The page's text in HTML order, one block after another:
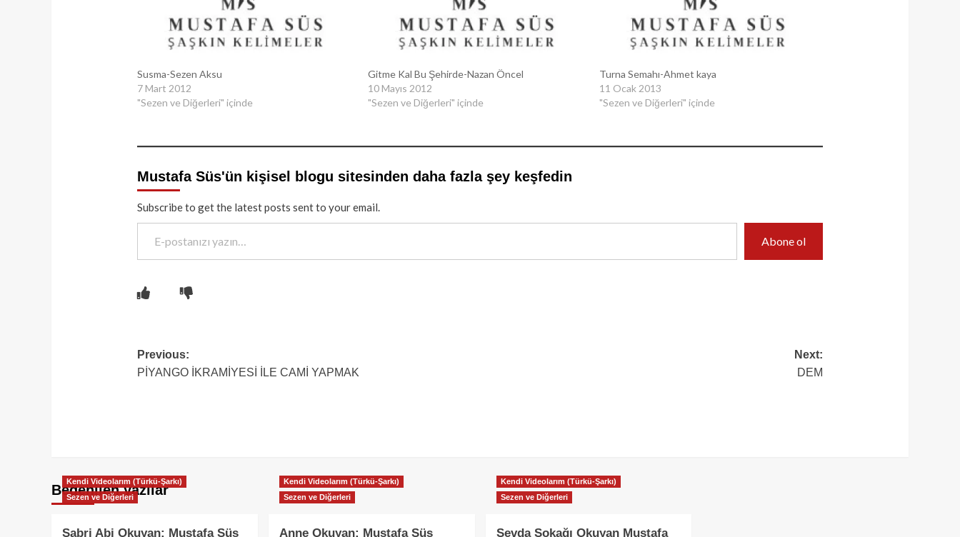
Susma-Sezen Aksu
7 Mart 2012
"Sezen ve Diğerleri" içinde
Gitme Kal Bu Şehirde-Nazan Öncel
10 Mayıs 2012
"Sezen ve Diğerleri" içinde
Turna Semahı-Ahmet kaya
11 Ocak 2013
"Sezen ve Diğerleri" içinde
Mustafa Süs'ün kişisel blogu sitesinden daha fazla şey keşfedin
Subscribe to get the latest posts sent to your email.
E-postanızı yazın…
Abone ol
Post
navigation
Previous:
PİYANGO İKRAMİYESİ İLE CAMİ YAPMAK
Next:
DEM
Beğenilen yazılar
Kendi Videolarım (Türkü-Şarkı)
Sezen ve Diğerleri
Sabri Abi Okuyan: Mustafa Süs
Kendi Videolarım (Türkü-Şarkı)
Sezen ve Diğerleri
Anne Okuyan: Mustafa Süs
Kendi Videolarım (Türkü-Şarkı)
Sezen ve Diğerleri
Sevda Sokağı Okuyan Mustafa